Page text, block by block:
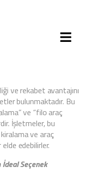
ve rekabet avantajını
bulunmaktadır. Bu
ve “filo araç
İşletmeler, bu
ve araç
edebilirler.
Seçenek